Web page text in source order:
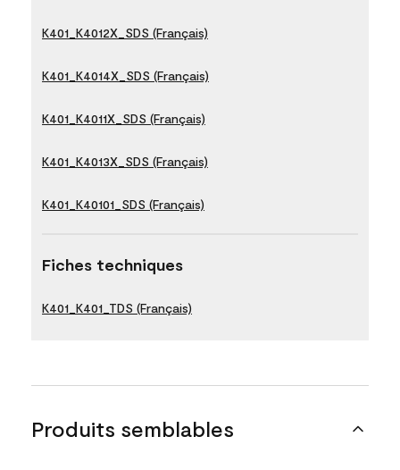
K401_K4012X_SDS (Français)
K401_K4014X_SDS (Français)
K401_K4011X_SDS (Français)
K401_K4013X_SDS (Français)
K401_K40101_SDS (Français)
Fiches techniques
K401_K401_TDS (Français)
Produits semblables